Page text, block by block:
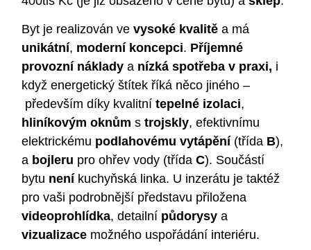
Byt je realizován vevysoké kvalitě a má
unikátní, moderní koncepci. Příjemné
provozní náklady a nízká spotřeba v praxi, i
když energetický štítek říká něco jiného –
především díky kvalitnítepelné izolaci,
hliníkovým oknům strojskly, efektivnímu
elektrickému podlahovému vytápění (třída B),
a bojleru pro ohřev vody (třídaC). Součástí
bytu není kuchyňská linka. U inzerátu je taktéž
pro vaši podrobnější představu přiložena
videoprohlídka, detailní půdorysya
vizualizace možného uspořádání interiéru.